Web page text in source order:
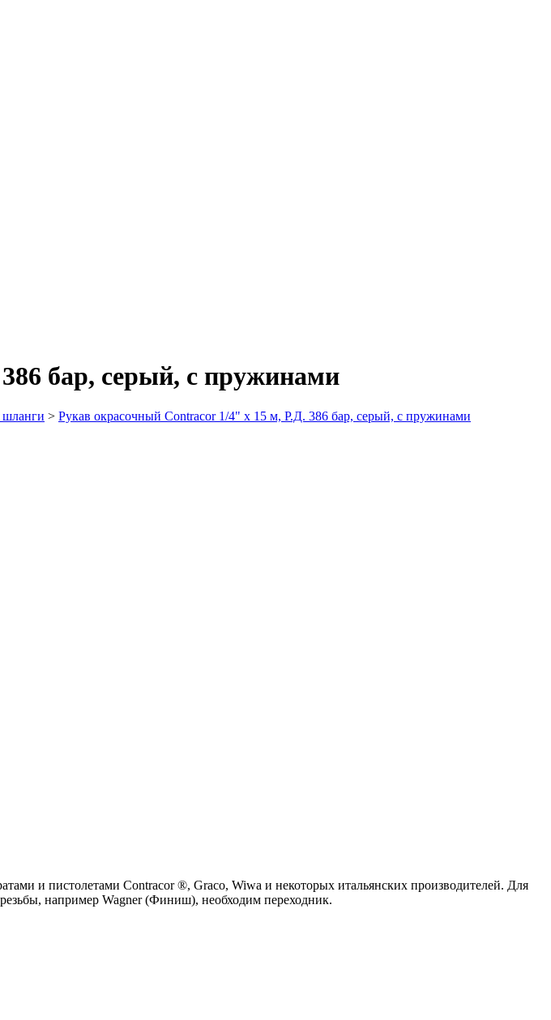
бар, серый, с пружинами
> Рукав окрасочный Contracor 1/4" х 15 м, Р.Д. 386 бар, серый, с пружинами
и пистолетами Contracor ®, Graco, Wiwa и некоторых итальянских производителей. Для
например Wagner (Финиш), необходим переходник.